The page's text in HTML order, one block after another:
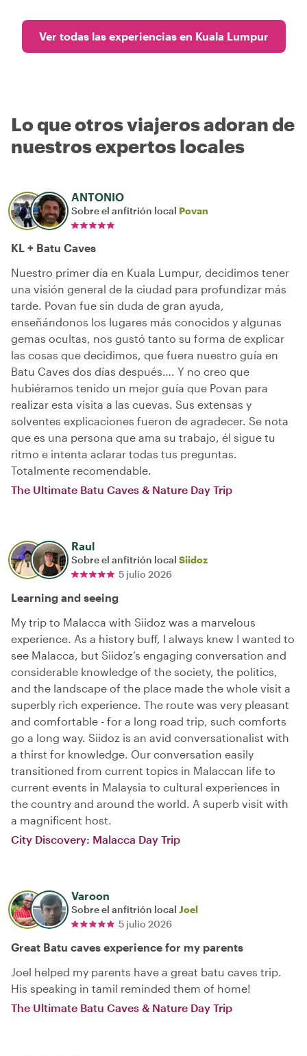
Ver todas las experiencias en Kuala Lumpur
Lo que otros viajeros adoran de
nuestros expertos locales
ANTONIO
Sobre el anfitrión local Povan
KL + Batu Caves
Nuestro primer día en Kuala Lumpur, decidimos tener
una visión general de la ciudad para profundizar más
tarde. Povan fue sin duda de gran ayuda,
enseñándonos los lugares más conocidos y algunas
gemas ocultas, nos gustó tanto su forma de explicar
las cosas que decidimos, que fuera nuestro guía en
Batu Caves dos días después…. Y no creo que
hubiéramos tenido un mejor guía que Povan para
realizar esta visita a las cuevas. Sus extensas y
solventes explicaciones fueron de agradecer. Se nota
que es una persona que ama su trabajo, él sigue tu
ritmo e intenta aclarar todas tus preguntas.
Totalmente recomendable.
The Ultimate Batu Caves & Nature Day Trip
Raul
Sobre el anfitrión local Siidoz
5 julio 2026
Learning and seeing
My trip to Malacca with Siidoz was a marvelous
experience. As a history buff, I always knew I wanted to
see Malacca, but Siidoz’s engaging conversation and
considerable knowledge of the society, the politics,
and the landscape of the place made the whole visit a
superbly rich experience. The route was very pleasant
and comfortable - for a long road trip, such comforts
go a long way. Siidoz is an avid conversationalist with
a thirst for knowledge. Our conversation easily
transitioned from current topics in Malaccan life to
current events in Malaysia to cultural experiences in
the country and around the world. A superb visit with
a magnificent host.
City Discovery: Malacca Day Trip
Varoon
Sobre el anfitrión local Joel
5 julio 2026
Great Batu caves experience for my parents
Joel helped my parents have a great batu caves trip.
His speaking in tamil reminded them of home!
The Ultimate Batu Caves & Nature Day Trip